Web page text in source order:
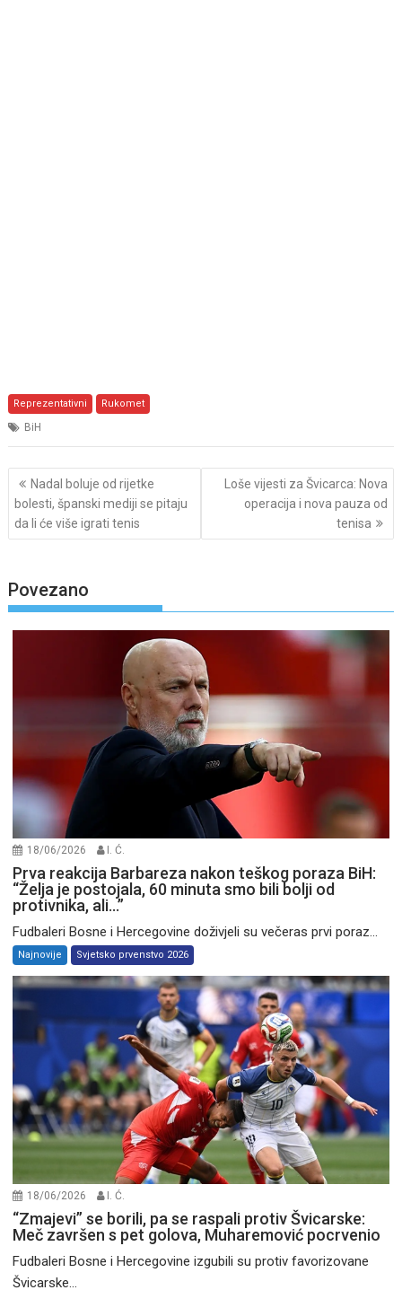
Reprezentativni Rukomet
BiH
Post
navigation
Nadal boluje od rijetke
bolesti, španski mediji se pitaju
da li će više igrati tenis
Loše vijesti za Švicarca: Nova
operacija i nova pauza od
tenisa
Povezano
18/06/2026 I. Ć.
Prva reakcija Barbareza nakon teškog poraza BiH:
“Želja je postojala, 60 minuta smo bili bolji od
protivnika, ali…”
Fudbaleri Bosne i Hercegovine doživjeli su večeras prvi poraz...
Najnovije Svjetsko prvenstvo 2026
18/06/2026 I. Ć.
“Zmajevi” se borili, pa se raspali protiv Švicarske:
Meč završen s pet golova, Muharemović pocrvenio
Fudbaleri Bosne i Hercegovine izgubili su protiv favorizovane
Švicarske...